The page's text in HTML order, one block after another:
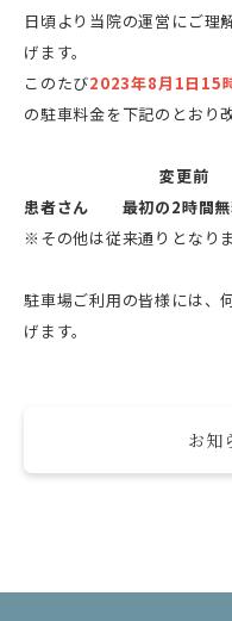
日頃より当院の運営にご理
げます。
このたび2023年8月1日15
の駐車料金を下記のとおり
変
患者さん 最初の2時
※その他は従来通りとなりま
駐車場ご利用の皆様には、
げます。
お知